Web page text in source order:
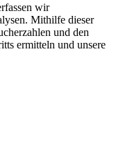
wir
Mithilfe dieser
und den
ermitteln und unsere